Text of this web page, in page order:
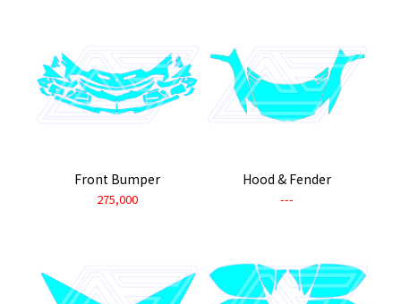
Front Bumper
275,000
Hood & Fender
---